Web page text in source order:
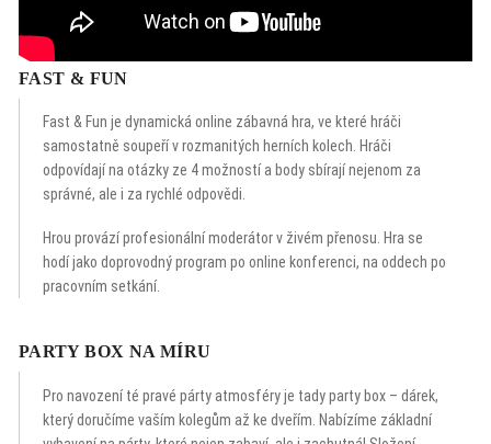
FAST & FUN
Fast & Fun je dynamická online zábavná hra, ve které hráči
samostatně soupeří v rozmanitých herních kolech. Hráči
odpovídají na otázky ze 4 možností a body sbírají nejenom za
správné, ale i za rychlé odpovědi.
Hrou provází profesionální moderátor v živém přenosu. Hra se
hodí jako doprovodný program po online konferenci, na oddech po
pracovním setkání.
PARTY BOX NA MÍRU
Pro navození té pravé párty atmosféry je tady party box – dárek,
který doručíme vaším kolegům až ke dveřím. Nabízíme základní